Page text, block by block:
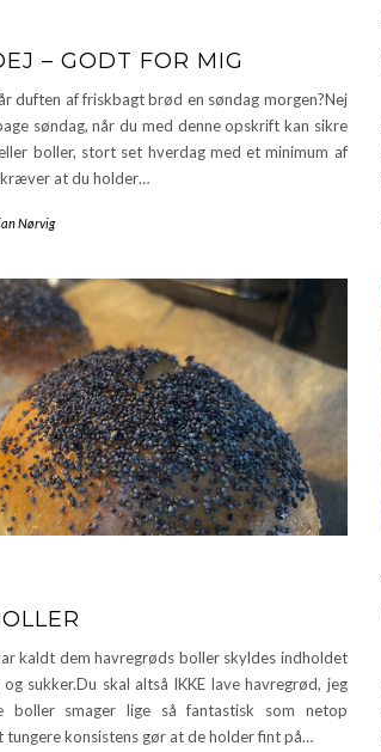
– GODT FOR MIG
duften af friskbagt brød en søndag morgen?Nej
søndag, når du med denne opskrift kan sikre
boller, stort set hverdag med et minimum af
at du holder…
Nørvig
kaldt dem havregrøds boller skyldes indholdet
sukker.Du skal altså IKKE lave havregrød, jeg
boller smager lige så fantastisk som netop
tungere konsistens gør at de holder fint på…